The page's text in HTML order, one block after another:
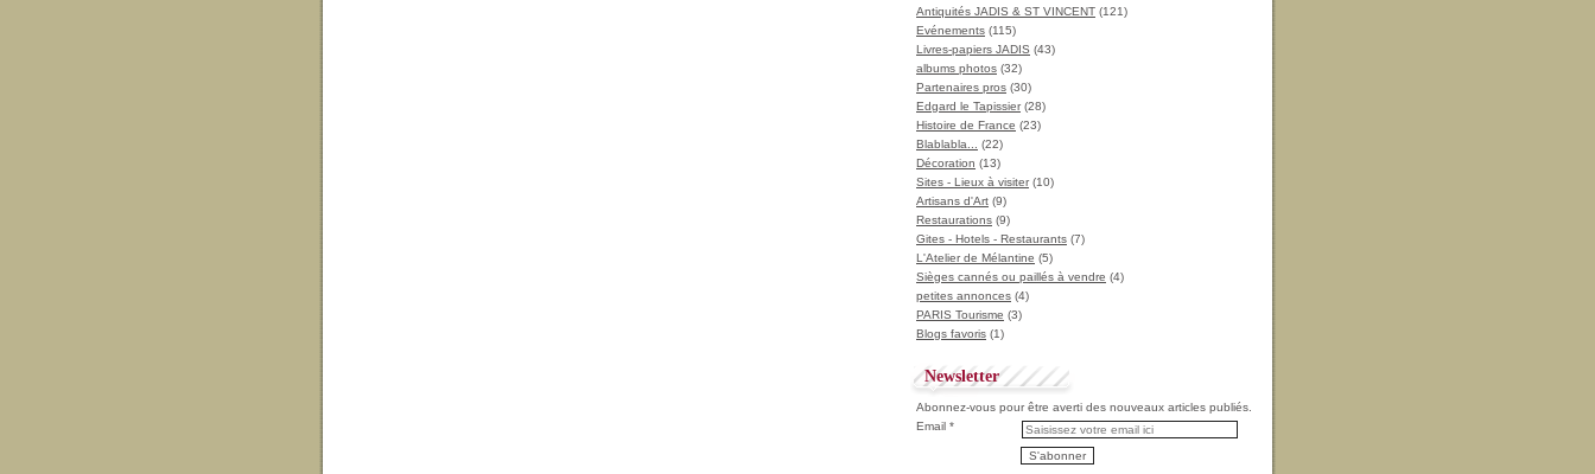
Antiquités JADIS & ST VINCENT (121)
Evénements (115)
Livres-papiers JADIS (43)
albums photos (32)
Partenaires pros (30)
Edgard le Tapissier(28)
Histoire de France (23)
Blablabla...
(22)
Décoration (13)
Sites - Lieux à visiter(10)
Artisans d'Art (9)
Restaurations (9)
Gites - Hotels - Restaurants (7)
L'Atelier de Mélantine (5)
Sièges cannés ou paillés à vendre (4)
petites annonces (4)
PARIS Tourisme (3)
Blogs favoris (1)
Newsletter
Abonnez-vous pour être averti des nouveaux articles publiés.
Email